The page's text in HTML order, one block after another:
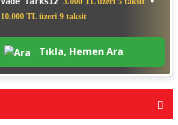
10.000 TL üzeri 9 taksit
Tıkla, Hemen Ara